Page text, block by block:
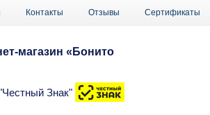
Контакты Отзывы Сертификаты
магазин «Бонито
Знак"